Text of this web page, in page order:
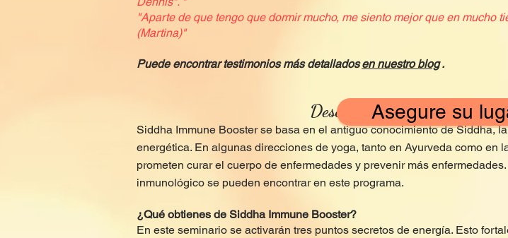
"Aparte de que tengo que dormir mucho, me siento mejor que en mucho
(Martina)"
Puede encontrar testimonios más detallados en nuestro blog .
Descubra los secretos de
Siddha Immune Booster se basa en el antiguo conocimiento de Siddha,
energética. En algunas direcciones de yoga, tanto en Ayurveda como
prometen curar el cuerpo de enfermedades y prevenir más
inmunológico se pueden encontrar en este programa.
¿Qué obtienes de Siddha Immune Booster?
En este seminario se activarán tres puntos secretos de energía. Esto
Asegure su